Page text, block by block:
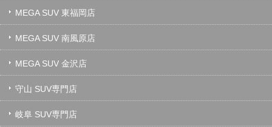
MEGA SUV 東福岡店
MEGA SUV 南風原店
MEGA SUV 金沢店
守山 SUV専門店
岐阜 SUV専門店